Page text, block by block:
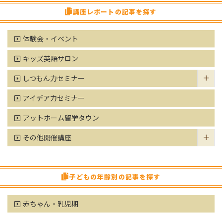
講座レポートの記事を探す
体験会・イベント
キッズ英語サロン
しつもん力セミナー
アイデア力セミナー
アットホーム留学タウン
その他開催講座
子どもの年齢別の記事を探す
赤ちゃん・乳児期